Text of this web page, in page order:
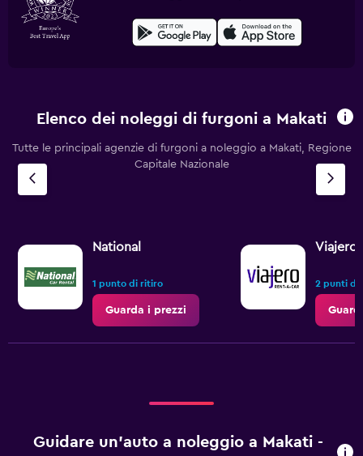
Elenco dei noleggi di furgoni a Makati
Tutte le principali agenzie di furgoni a noleggio a Makati, Regione
Capitale Nazionale
National
1 punto di ritiro
Guarda i prezzi
Viajero
2 punti di
Guidare un'auto a noleggio a Makati -